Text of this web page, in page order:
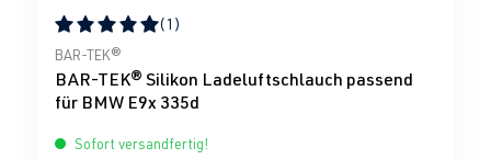
Durchschnittliche Bewertung von 5 von 5 Sternen
(1)
BAR-TEK®
BAR-TEK® Silikon Ladeluftschlauch passend
für BMW E9x 335d
Sofort versandfertig!